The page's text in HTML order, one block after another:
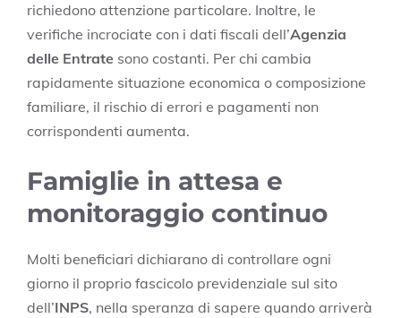
richiedono attenzione particolare. Inoltre, le
verifiche incrociate con i dati fiscali dell’Agenzia
delle Entrate sono costanti. Per chi cambia
rapidamente situazione economica o composizione
familiare, il rischio di errori e pagamenti non
corrispondenti aumenta.
Famiglie in attesa e
monitoraggio continuo
Molti beneficiari dichiarano di controllare ogni
giorno il proprio fascicolo previdenziale sul sito
dell’INPS, nella speranza di sapere quando arriverà